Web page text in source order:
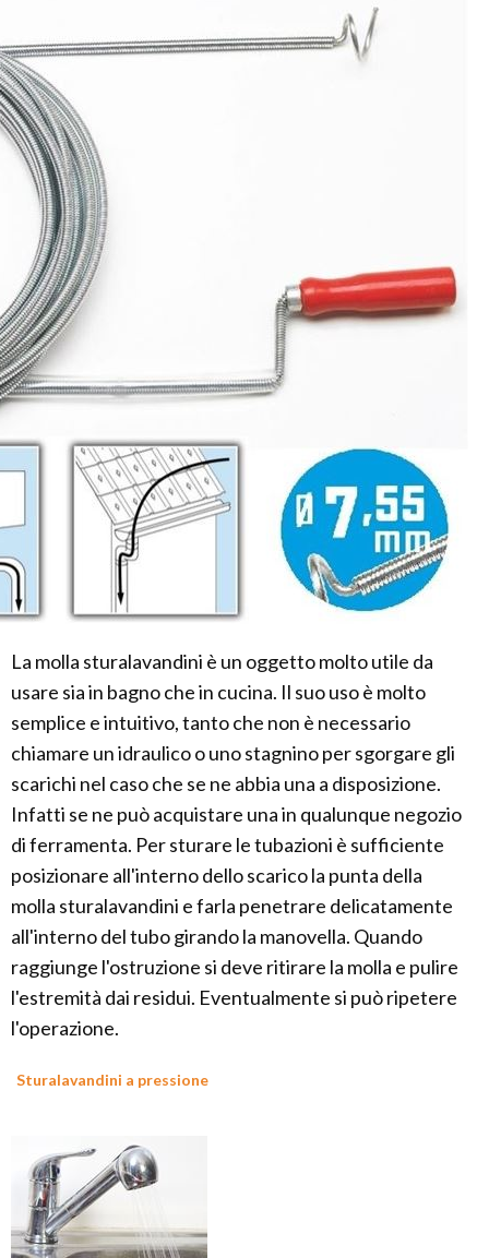
La molla sturalavandini è un oggetto molto utile da
usare sia in bagno che in cucina. Il suo uso è molto
semplice e intuitivo, tanto che non è necessario
chiamare un idraulico o uno stagnino per sgorgare gli
scarichi nel caso che se ne abbia una a disposizione.
Infatti se ne può acquistare una in qualunque negozio
di ferramenta. Per sturare le tubazioni è sufficiente
posizionare all'interno dello scarico la punta della
molla sturalavandini e farla penetrare delicatamente
all'interno del tubo girando la manovella. Quando
raggiunge l'ostruzione si deve ritirare la molla e pulire
l'estremità dai residui. Eventualmente si può ripetere
l'operazione.
Sturalavandini a pressione